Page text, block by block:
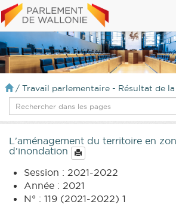
/ Travail parlementaire - Résultat de
L'aménagement du territoire en
d'inondation
Session : 2021-2022
Année : 2021
N° : 119 (2021-2022) 1